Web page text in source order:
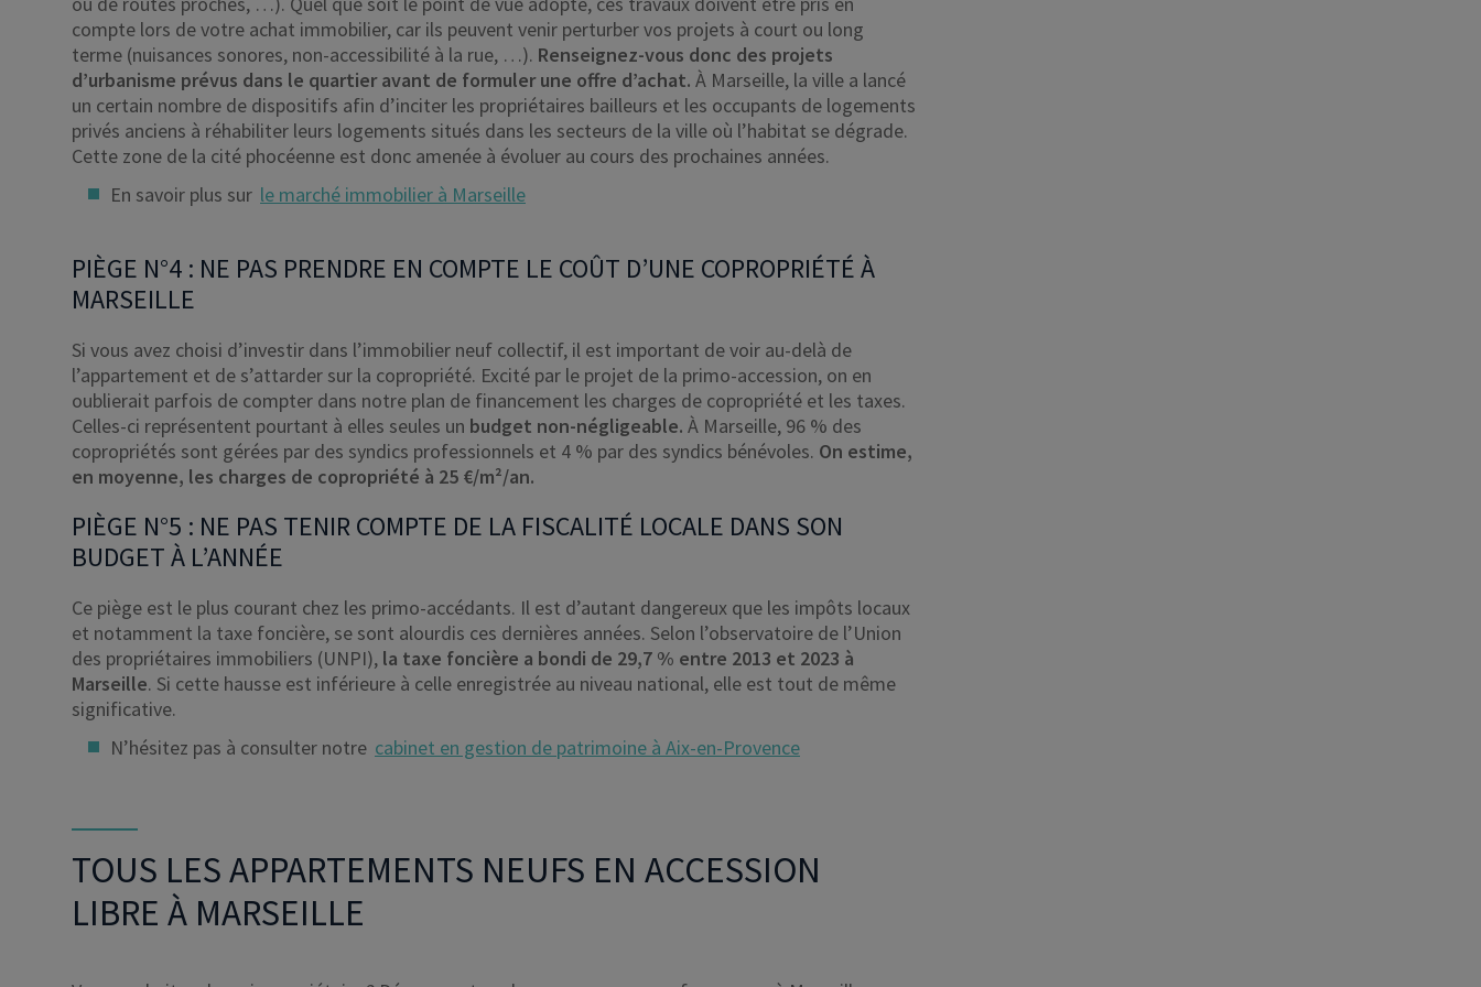
compte lors de votre achat immobilier, car ils peuvent venir perturber vos projets à court ou long
terme (nuisances sonores, non-accessibilité à la rue, …). Renseignez-vous donc des projets
d’urbanisme prévus dans le quartier avant de formuler une offre d’achat. À Marseille, la ville a lancé
un certain nombre de dispositifs afin d’inciter les propriétaires bailleurs et les occupants de logements
privés anciens à réhabiliter leurs logements situés dans les secteurs de la ville où l’habitat se dégrade.
Cette zone de la cité phocéenne est donc amenée à évoluer au cours des prochaines années.
En savoir plus sur le marché immobilier à Marseille
PIÈGE N°4 : NE PAS PRENDRE EN COMPTE LE COÛT D’UNE COPROPRIÉTÉ À
MARSEILLE
Si vous avez choisi d’investir dans l’immobilier neuf collectif, il est important de voir au-delà de
l’appartement et de s’attarder sur la copropriété. Excité par le projet de la primo-accession, on en
oublierait parfois de compter dans notre plan de financement les charges de copropriété et les taxes.
Celles-ci représentent pourtant à elles seules un budget non-négligeable. À Marseille, 96 % des
copropriétés sont gérées par des syndics professionnels et 4 % par des syndics bénévoles. On estime,
en moyenne, les charges de copropriété à 25 €/m²/an.
PIÈGE N°5 : NE PAS TENIR COMPTE DE LA FISCALITÉ LOCALE DANS SON
BUDGET À L’ANNÉE
Ce piège est le plus courant chez les primo-accédants. Il est d’autant dangereux que les impôts locaux
et notamment la taxe foncière, se sont alourdis ces dernières années. Selon l’observatoire de l’Union
des propriétaires immobiliers (UNPI), la taxe foncière a bondi de 29,7 % entre 2013 et 2023 à
Marseille. Si cette hausse est inférieure à celle enregistrée au niveau national, elle est tout de même
significative.
N’hésitez pas à consulter notre cabinet en gestion de patrimoine à Aix-en-Provence
TOUS LES APPARTEMENTS NEUFS EN ACCESSION
LIBRE À MARSEILLE